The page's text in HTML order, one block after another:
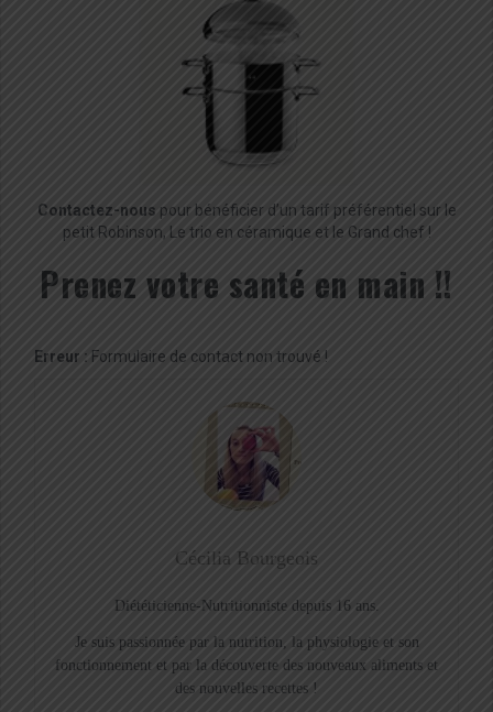
Contactez-nous pour bénéficier d’un tarif préférentiel sur le
petit Robinson, Le trio en céramique et le Grand chef !
Prenez votre santé en main !!
Erreur : Formulaire de contact non trouvé !
Cécilia Bourgeois
Diététicienne-Nutritionniste depuis 16 ans.
Je suis passionnée par la nutrition, la physiologie et son
fonctionnement et par la découverte des nouveaux aliments et
des nouvelles recettes !